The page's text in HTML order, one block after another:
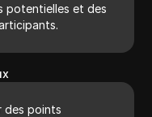
potentielles et des
des points